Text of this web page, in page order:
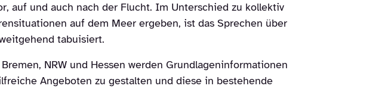
auf und auch nach der Flucht. Im Unterschied zu kollektiv
auf dem Meer ergeben, ist das Sprechen über
tabuisiert.
NRW und Hessen werden Grundlageninformationen
Angeboten zu gestalten und diese in bestehende